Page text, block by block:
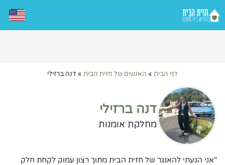
דף הבית » האנשים של חזית הבית » דנה ברזילי
דנה ברזילי
מחלקת אומנות
"אני הגעתי להאנגר של חזית הבית מתוך רצון עמוק לקחת חלק